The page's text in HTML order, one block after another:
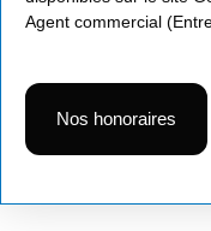
Agent commercial
Nos honoraires